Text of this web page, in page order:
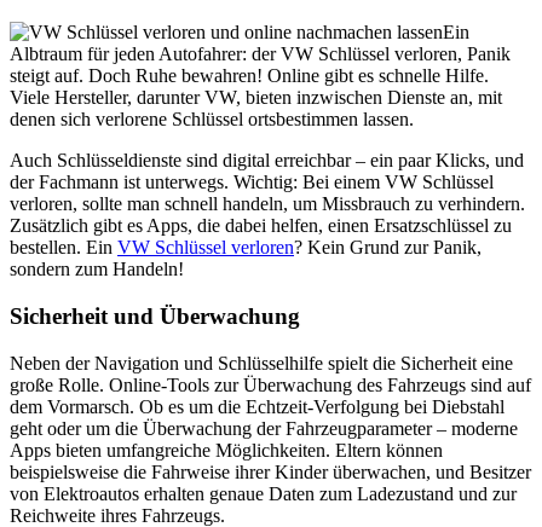
Ein
Albtraum für jeden Autofahrer: der VW Schlüssel verloren, Panik
steigt auf. Doch Ruhe bewahren! Online gibt es schnelle Hilfe.
Viele Hersteller, darunter VW, bieten inzwischen Dienste an, mit
denen sich verlorene Schlüssel ortsbestimmen lassen.
Auch Schlüsseldienste sind digital erreichbar – ein paar Klicks, und
der Fachmann ist unterwegs. Wichtig: Bei einem VW Schlüssel
verloren, sollte man schnell handeln, um Missbrauch zu verhindern.
Zusätzlich gibt es Apps, die dabei helfen, einen Ersatzschlüssel zu
bestellen. Ein VW Schlüssel verloren? Kein Grund zur Panik,
sondern zum Handeln!
Sicherheit und Überwachung
Neben der Navigation und Schlüsselhilfe spielt die Sicherheit eine
große Rolle. Online-Tools zur Überwachung des Fahrzeugs sind auf
dem Vormarsch. Ob es um die Echtzeit-Verfolgung bei Diebstahl
geht oder um die Überwachung der Fahrzeugparameter – moderne
Apps bieten umfangreiche Möglichkeiten. Eltern können
beispielsweise die Fahrweise ihrer Kinder überwachen, und Besitzer
von Elektroautos erhalten genaue Daten zum Ladezustand und zur
Reichweite ihres Fahrzeugs.